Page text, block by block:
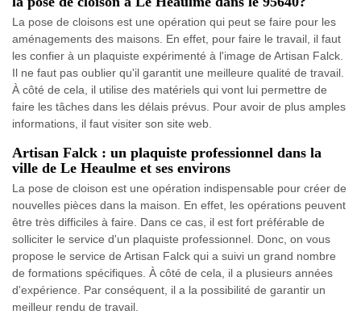
La pose de cloisons est une opération qui peut se faire pour les
aménagements des maisons. En effet, pour faire le travail, il faut
les confier à un plaquiste expérimenté à l'image de Artisan Falck.
Il ne faut pas oublier qu'il garantit une meilleure qualité de travail.
À côté de cela, il utilise des matériels qui vont lui permettre de
faire les tâches dans les délais prévus. Pour avoir de plus amples
informations, il faut visiter son site web.
Artisan Falck : un plaquiste professionnel dans la
ville de Le Heaulme et ses environs
La pose de cloison est une opération indispensable pour créer de
nouvelles pièces dans la maison. En effet, les opérations peuvent
être très difficiles à faire. Dans ce cas, il est fort préférable de
solliciter le service d'un plaquiste professionnel. Donc, on vous
propose le service de Artisan Falck qui a suivi un grand nombre
de formations spécifiques. À côté de cela, il a plusieurs années
d'expérience. Par conséquent, il a la possibilité de garantir un
meilleur rendu de travail.